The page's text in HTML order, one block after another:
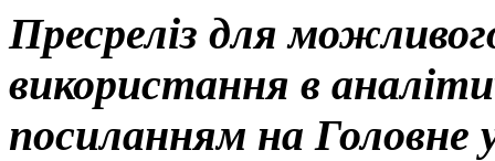
Пресреліз для
використання в
посиланням на